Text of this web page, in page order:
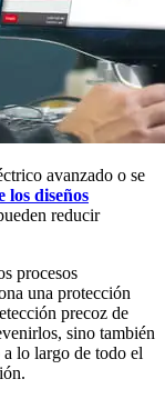
avanzado o se
los diseños
reducir
procesos
una protección
precoz de
sino también
lo largo de todo el